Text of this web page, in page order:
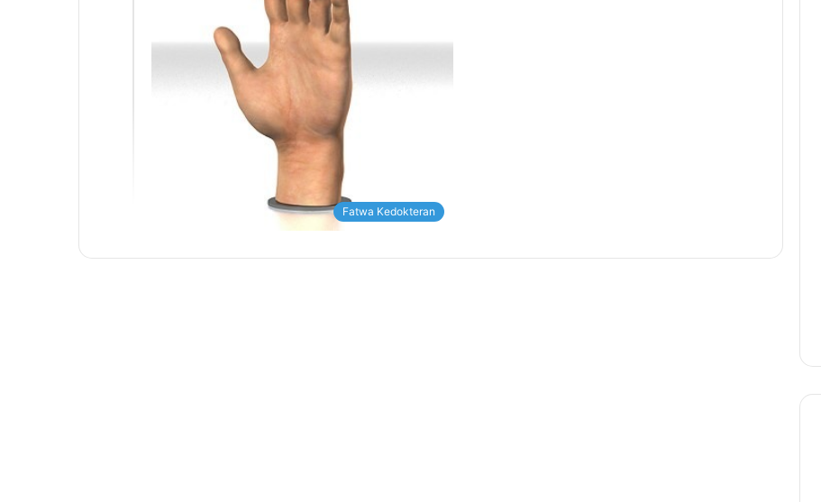
Fatwa Kedokteran